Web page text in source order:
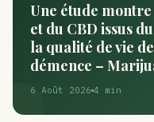
Une étude montre
et du CBD issus
la qualité de vie
démence –
6 Août 2026 4 min